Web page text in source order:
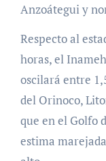
Anzoátegui y
Respecto al
horas, el
oscilará entre
del Orinoco,
que en el Golfo
estima